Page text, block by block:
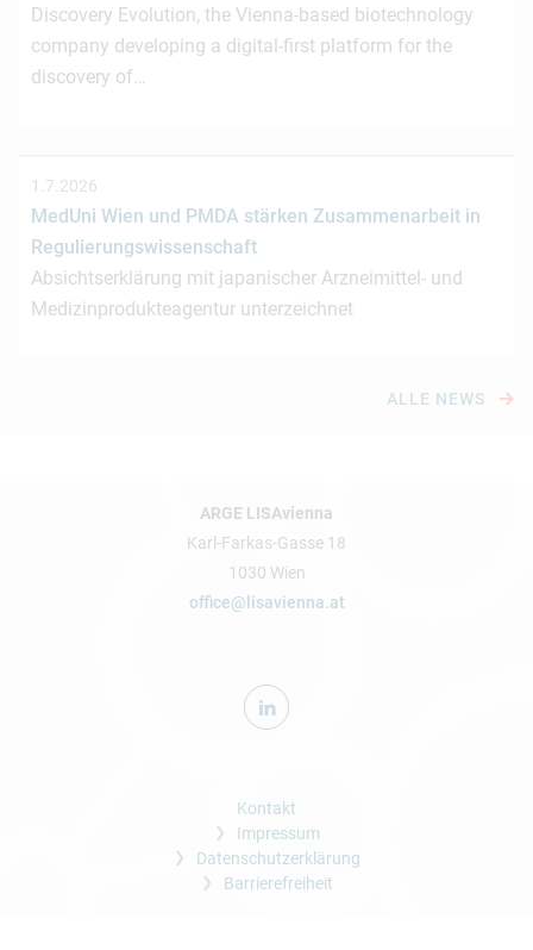
Discovery Evolution, the Vienna-based biotechnology
company developing a digital-first platform for the
discovery of…
1.7.2026
MedUni Wien und PMDA stärken Zusammenarbeit in
Regulierungswissenschaft
Absichtserklärung mit japanischer Arzneimittel- und
Medizinprodukteagentur unterzeichnet
ALLE NEWS
ARGE LISAvienna
Karl-Farkas-Gasse 18
1030 Wien
office@lisavienna.at
Kontakt
Impressum
Datenschutzerklärung
Barrierefreiheit